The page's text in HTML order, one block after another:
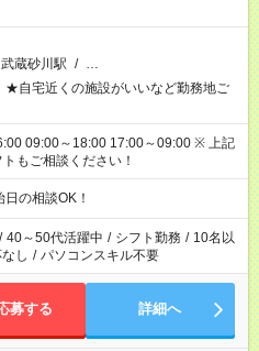
武蔵砂川駅 / …
自宅近くの施設がいいなど勤務地ご
09:00～18:00 17:00～09:00 ※ 上記
もご相談ください！
の相談OK！
/ 40～50代活躍中 / シフト勤務 / 10名以
し / パソコンスキル不要
募する 詳細へ